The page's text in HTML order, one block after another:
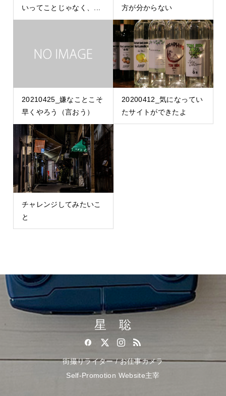
いってことじゃなく、...
方が分からない
20210425_嫌なことこそ
早くやろう（言おう）
20200412_気になってい
たサイトができたよ
チャレンジしてみたいこ
と
星 聡
街撮りライター / お仕事カメラ
Self-Promotion Website主宰